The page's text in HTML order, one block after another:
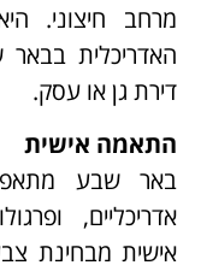
מרחב חיצוני.
האדריכלית
דירת גן או עסק.
התאמה אישית
באר שבע
אדריכליים,
אישית מבחינת